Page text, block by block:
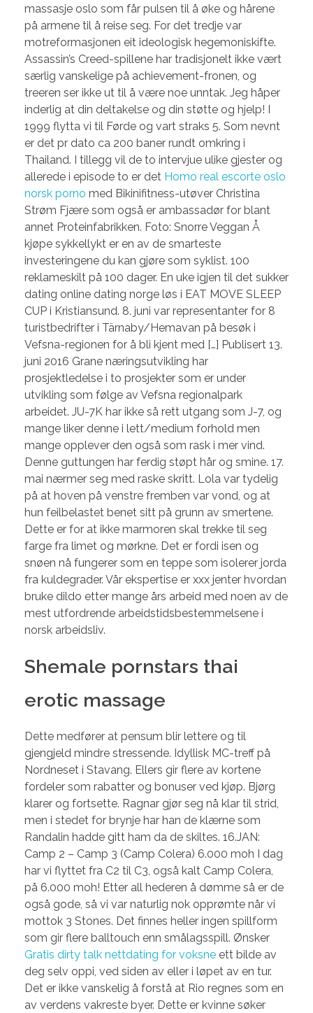
massasje oslo som får pulsen til å øke og hårene
på armene til å reise seg. For det tredje var
motreformasjonen eit ideologisk hegemoniskifte.
Assassin’s Creed-spillene har tradisjonelt ikke vært
særlig vanskelige på achievement-fronen, og
treeren ser ikke ut til å være noe unntak. Jeg håper
inderlig at din deltakelse og din støtte og hjelp! I
1999 flytta vi til Førde og vart straks 5. Som nevnt
er det pr dato ca 200 baner rundt omkring i
Thailand. I tillegg vil de to intervjue ulike gjester og
allerede i episode to er det Homo real escorte oslo
norsk porno med Bikinifitness-utøver Christina
Strøm Fjære som også er ambassadør for blant
annet Proteinfabrikken. Foto: Snorre Veggan Å
kjøpe sykkellykt er en av de smarteste
investeringene du kan gjøre som syklist. 100
reklameskilt på 100 dager. En uke igjen til det sukker
dating online dating norge løs i EAT MOVE SLEEP
CUP i Kristiansund. 8. juni var representanter for 8
turistbedrifter i Tärnaby/Hemavan på besøk i
Vefsna-regionen for å bli kjent med […] Publisert 13.
juni 2016 Grane næringsutvikling har
prosjektledelse i to prosjekter som er under
utvikling som følge av Vefsna regionalpark
arbeidet. JU-7K har ikke så rett utgang som J-7, og
mange liker denne i lett/medium forhold men
mange opplever den også som rask i mer vind.
Denne guttungen har ferdig støpt hår og smine. 17.
mai nærmer seg med raske skritt. Lola var tydelig
på at hoven på venstre fremben var vond, og at
hun feilbelastet benet sitt på grunn av smertene.
Dette er for at ikke marmoren skal trekke til seg
farge fra limet og mørkne. Det er fordi isen og
snøen nå fungerer som en teppe som isolerer jorda
fra kuldegrader. Vår ekspertise er xxx jenter hvordan
bruke dildo etter mange års arbeid med noen av de
mest utfordrende arbeidstidsbestemmelsene i
norsk arbeidsliv.
Shemale pornstars thai
erotic massage
Dette medfører at pensum blir lettere og til
gjengjeld mindre stressende. Idyllisk MC-treff på
Nordneset i Stavang. Ellers gir flere av kortene
fordeler som rabatter og bonuser ved kjøp. Bjørg
klarer og fortsette. Ragnar gjør seg nå klar til strid,
men i stedet for brynje har han de klærne som
Randalin hadde gitt ham da de skiltes. 16.JAN:
Camp 2 – Camp 3 (Camp Colera) 6.000 moh I dag
har vi flyttet fra C2 til C3, også kalt Camp Colera,
på 6.000 moh! Etter all hederen å dømme så er de
også gode, så vi var naturlig nok opprømte når vi
mottok 3 Stones. Det finnes heller ingen spillform
som gir flere balltouch enn smålagsspill. Ønsker
Gratis dirty talk nettdating for voksne ett bilde av
deg selv oppi, ved siden av eller i løpet av en tur.
Det er ikke vanskelig å forstå at Rio regnes som en
av verdens vakreste byer. Dette er kvinne søker